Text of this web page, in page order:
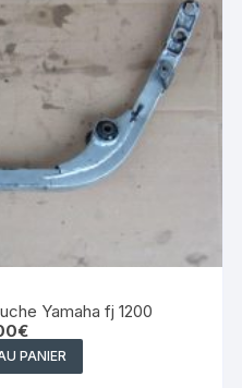
Yamaha fj 1200
€
PANIER